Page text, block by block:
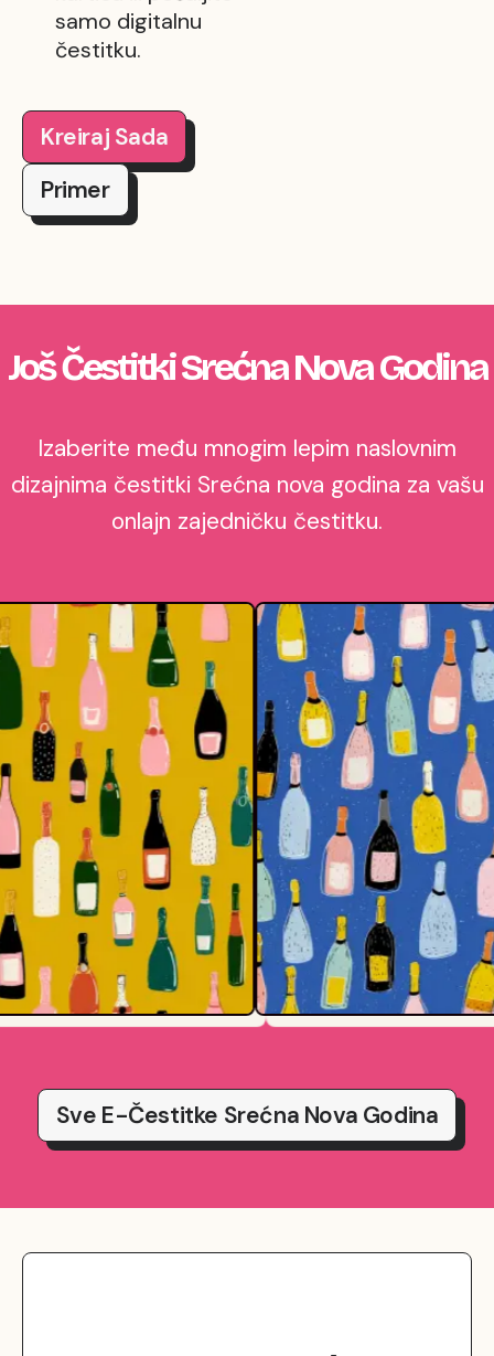
samo digitalnu
čestitku.
Kreiraj Sada
Primer
Još Čestitki Srećna Nova Godina
Izaberite među mnogim lepim naslovnim
dizajnima čestitki Srećna nova godina za vašu
onlajn zajedničku čestitku.
Sve E-Čestitke Srećna Nova Godina